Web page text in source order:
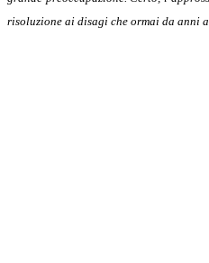
risoluzione ai disagi che ormai da anni